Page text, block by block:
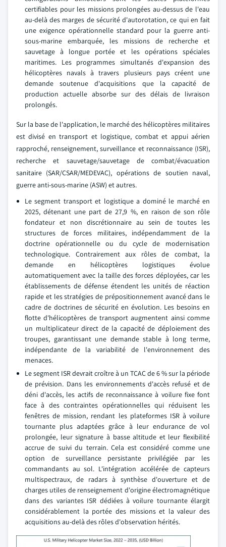
certifiables pour les missions prolongées au-dessus de l'eau
au-delà des marges de sécurité d'autorotation, ce qui en fait
une exigence opérationnelle standard pour la guerre anti-
sous-marine embarquée, les missions de recherche et
sauvetage à longue portée et les opérations spéciales
maritimes. Les programmes simultanés d'expansion des
hélicoptères navals à travers plusieurs pays créent une
demande soutenue d'acquisitions que la capacité de
production actuelle absorbe sur des délais de livraison
prolongés.
Sur la base de l'application, le marché des hélicoptères militaires
est divisé en transport et logistique, combat et appui aérien
rapproché, renseignement, surveillance et reconnaissance (ISR),
recherche et sauvetage/sauvetage de combat/évacuation
sanitaire (SAR/CSAR/MEDEVAC), opérations de soutien naval,
guerre anti-sous-marine (ASW) et autres.
Le segment transport et logistique a dominé le marché en
2025, détenant une part de 27,9 %, en raison de son rôle
fondateur et non discrétionnaire au sein de toutes les
structures de forces militaires, indépendamment de la
doctrine opérationnelle ou du cycle de modernisation
technologique. Contrairement aux rôles de combat, la
demande en hélicoptères logistiques évolue
automatiquement avec la taille des forces déployées, car les
établissements de défense étendent les unités de réaction
rapide et les stratégies de prépositionnement avancé dans le
cadre de doctrines de sécurité en évolution. Les besoins en
flotte d'hélicoptères de transport augmentent ainsi comme
un multiplicateur direct de la capacité de déploiement des
troupes, garantissant une demande stable à long terme,
indépendante de la variabilité de l'environnement des
menaces.
Le segment ISR devrait croître à un TCAC de 6 % sur la période
de prévision. Dans les environnements d'accès refusé et de
déni d'accès, les actifs de reconnaissance à voilure fixe font
face à des contraintes opérationnelles qui réduisent les
fenêtres de mission, rendant les plateformes ISR à voilure
tournante plus adaptées grâce à leur endurance de vol
prolongée, leur signature à basse altitude et leur flexibilité
accrue de suivi du terrain. Cela est considéré comme une
option de surveillance persistante privilégiée par les
commandants au sol. L'intégration accélérée de capteurs
multispectraux, de radars à synthèse d'ouverture et de
charges utiles de renseignement d'origine électromagnétique
dans des variantes ISR dédiées à voilure tournante élargit
considérablement la portée des missions et la valeur des
acquisitions au-delà des rôles d'observation hérités.